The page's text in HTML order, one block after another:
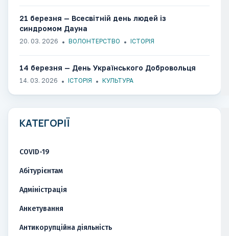
21 березня — Всесвітній день людей із
синдромом Дауна
20. 03. 2026 ВОЛОНТЕРСТВО ІСТОРІЯ
14 березня — День Українського Добровольця
14. 03. 2026 ІСТОРІЯ КУЛЬТУРА
КАТЕГОРІЇ
COVID-19
Абітурієнтам
Адміністрація
Анкетування
Антикорупційна діяльність